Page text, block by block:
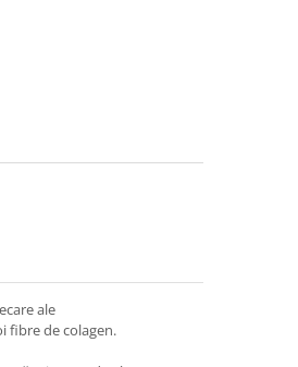
ale
fibre de colagen.